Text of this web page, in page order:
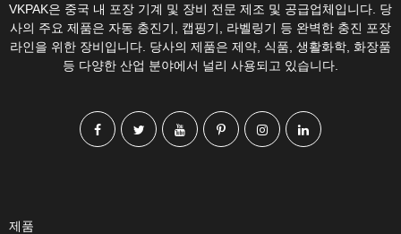
VKPAK은 중국 내 포장 기계 및 장비 전문 제조 및 공급업체입니다. 당
사의 주요 제품은 자동 충진기, 캡핑기, 라벨링기 등 완벽한 충진 포장
라인을 위한 장비입니다. 당사의 제품은 제약, 식품, 생활화학, 화장품
등 다양한 산업 분야에서 널리 사용되고 있습니다.
제품